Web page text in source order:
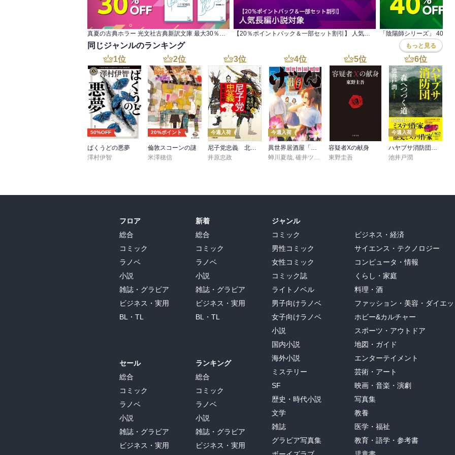
これは主人公2人の友情と信頼。2人は左手でもあり右手でもある。光であって闇でもあると解釈した。ふむふ
む。
さて。あともう一作双葉さんが読んでいたSF、スタニスワフ・レムの「完全な真空」を読まねばなるまい。こ
れはハードルが高そうだ。だからそのうち。
ソラリスの作者ですよ。あのオールタイムベストSFのソラリスですよ、みなさま。
「陰陽師シリーズ」 40周
同じジャンルのランキング もっと見る
1位
50%OFF
ばくうどの悪夢
澤村伊智
2位
20%ポイント
倫敦スコーンの謎
米澤穂信
3位
今週入荷
尼子党忠義 北近江合戦心得〈八〉
井原忠政
4位
今週入荷
異世界居酒屋「げん」三杯目
蝉川夏哉, 碓井ツカサ
5位
容疑者Xの献身
東野圭吾
6位
今週入荷
ハヤブサ消防団 森へつづく道
池井戸潤
フロア
総合
コミック
ラノベ
小説
雑誌・グラビア
ビジネス・実用
BL・TL
セール
総合
コミック
ラノベ
小説
雑誌・グラビア
ビジネス・実用
新着
総合
コミック
ラノベ
小説
雑誌・グラビア
ビジネス・実用
BL・TL
ランキング
総合
コミック
ラノベ
小説
雑誌・グラビア
ビジネス・実用
ジャンル
コミック
男性コミック
女性コミック
コミック誌
ライトノベル
男子向けラノベ
女子向けラノベ
小説
国内小説
海外小説
ミステリー
SF
歴史・時代小説
文学
雑誌
グラビア写真集
ビジネス・経済
サイエンス・テクノロジー
コンピュータ・情報
くらし・家庭
料理・酒
ファッション・美容・ダイエッ
ホビー&カルチャー
スポーツ・アウトドア
地図・ガイド
エンターテイメント
芸術・アート
映画・音楽・演劇
写真集
教養
医学・福祉
教育・語学・参考書